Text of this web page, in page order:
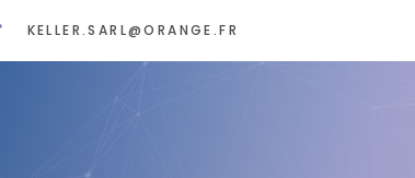
KELLER.SARL@ORANGE.FR